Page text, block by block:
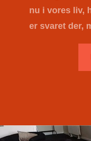
nu i vores liv,
er svaret der,